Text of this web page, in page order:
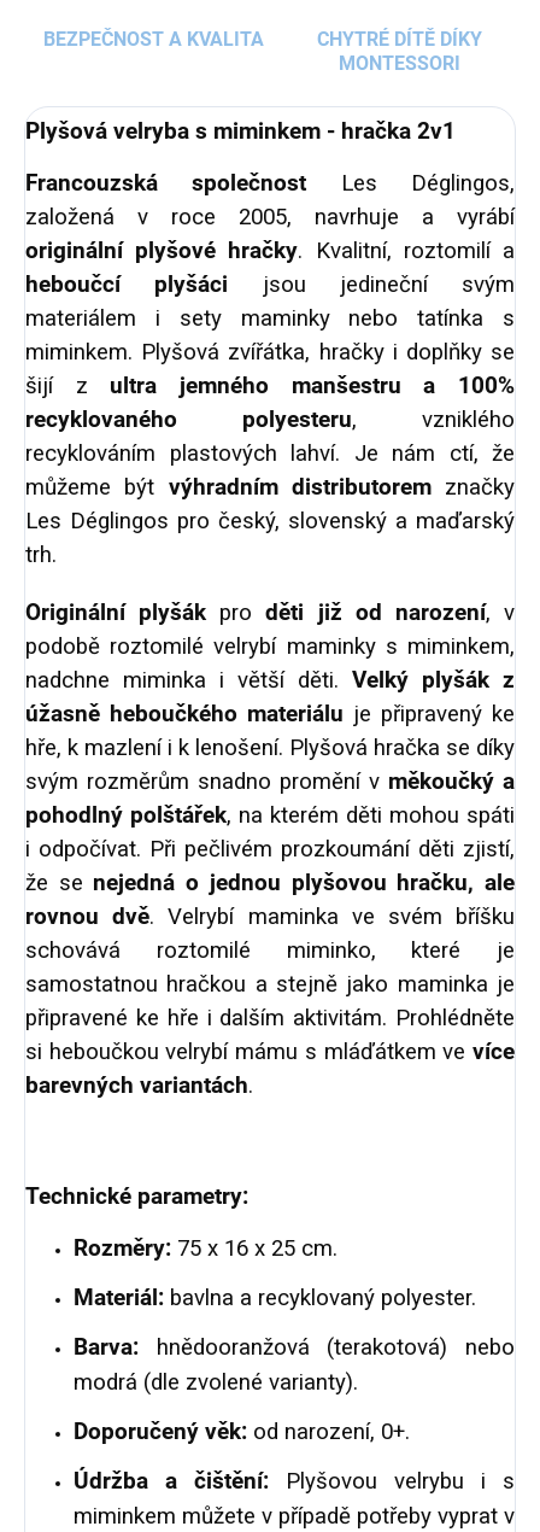
BEZPEČNOST A KVALITA
CHYTRÉ DÍTĚ DÍKY
MONTESSORI
Plyšová velryba s miminkem - hračka 2v1
Francouzská společnost Les Déglingos,
založená v roce 2005, navrhuje a vyrábí
originální plyšové hračky. Kvalitní, roztomilí a
heboučcí plyšáci jsou jedineční svým
materiálem i sety maminky nebo tatínka s
miminkem. Plyšová zvířátka, hračky i doplňky se
šijí z ultra jemného manšestru a 100%
recyklovaného polyesteru, vzniklého
recyklováním plastových lahví. Je nám ctí, že
můžeme být výhradním distributoremznačky
Les Déglingos pro český, slovenský a maďarský
trh.
Originální plyšák proděti již od narození, v
podobě roztomilé velrybí maminky s miminkem,
nadchne miminka i větší děti. Velký plyšák z
úžasně heboučkého materiálu je připravený ke
hře, k mazlení i k lenošení. Plyšová hračka se díky
svým rozměrům snadno promění v měkoučký a
pohodlný polštářek, na kterém děti mohou spáti
i odpočívat. Při pečlivém prozkoumání děti zjistí,
že se nejedná o jednou plyšovou hračku, ale
rovnou dvě. Velrybí maminka ve svém bříšku
schovává roztomilé miminko, které je
samostatnou hračkou a stejně jako maminka je
připravené ke hře i dalším aktivitám. Prohlédněte
si heboučkou velrybí mámu s mláďátkem ve více
barevných variantách.
Technické parametry:
Rozměry: 75 x 16 x 25 cm.
Materiál: bavlna a recyklovaný polyester.
Barva: hnědooranžová (terakotová) nebo
modrá (dle zvolené varianty).
Doporučený věk: od narození, 0+.
Údržba a čištění: Plyšovou velrybu i s
miminkem můžete v případě potřeby vyprat v